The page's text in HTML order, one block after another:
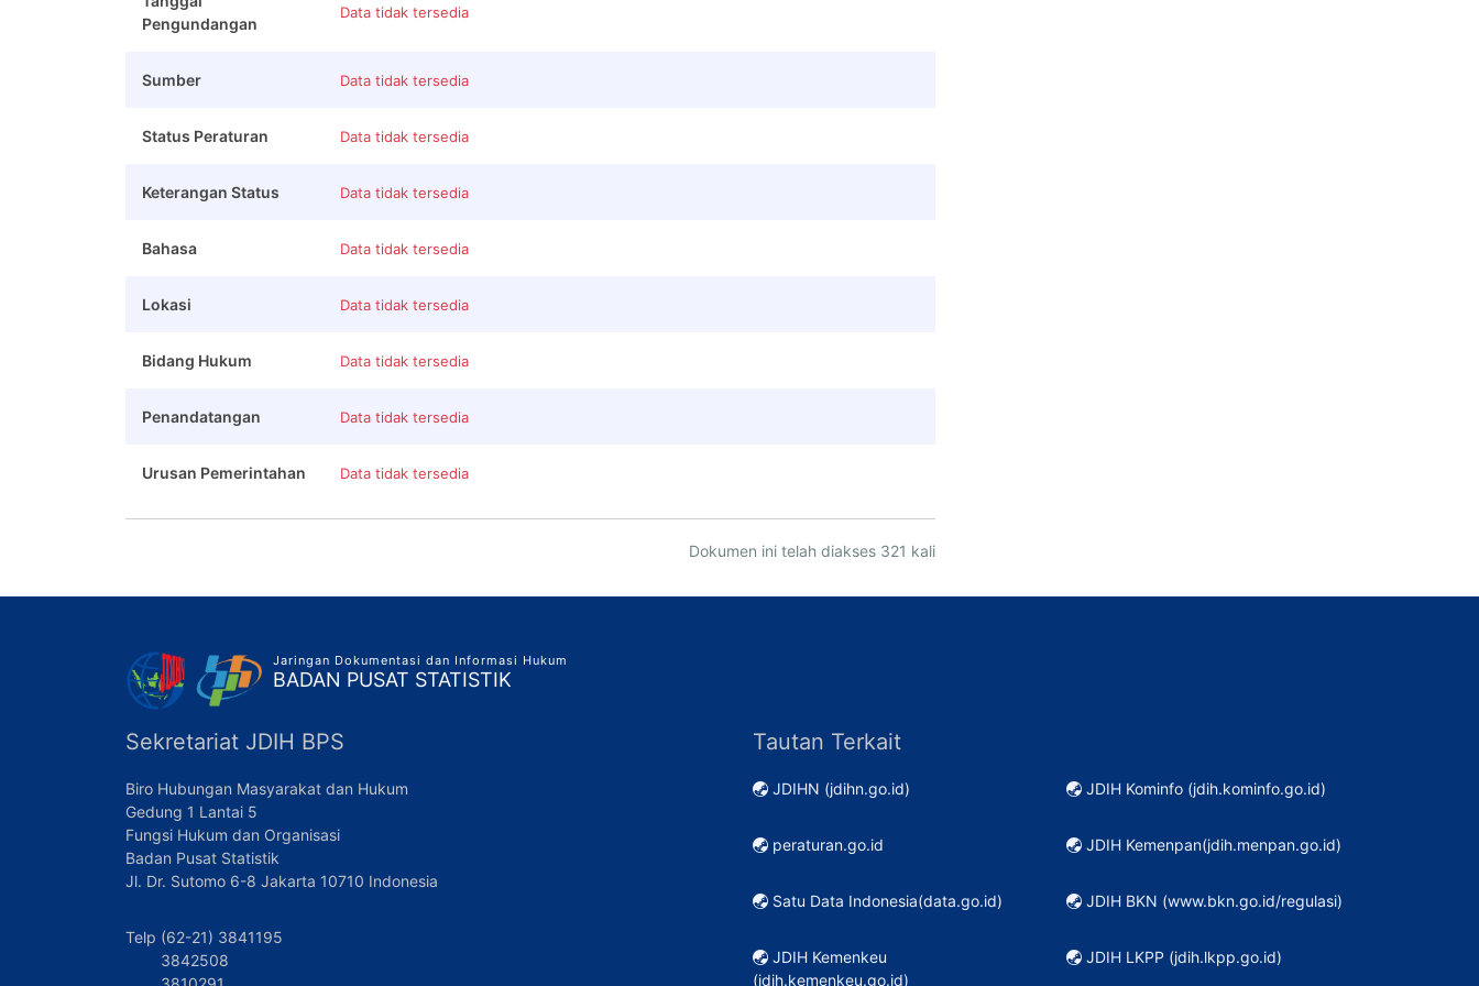
Pengundangan
Data tidak tersedia
Sumber Data tidak tersedia
Status Peraturan Data tidak tersedia
Keterangan Status Data tidak tersedia
Bahasa Data tidak tersedia
Lokasi Data tidak tersedia
Bidang Hukum Data tidak tersedia
Penandatangan Data tidak tersedia
Urusan Pemerintahan Data tidak tersedia
Dokumen ini telah diakses 321 kali
Jaringan Dokumentasi dan Informasi Hukum
BADAN PUSAT STATISTIK
Sekretariat JDIH BPS
Biro Hubungan Masyarakat dan Hukum
Gedung 1 Lantai 5
Fungsi Hukum dan Organisasi
Badan Pusat Statistik
Jl. Dr. Sutomo 6-8 Jakarta 10710 Indonesia
Telp (62-21) 3841195
3842508
Tautan Terkait
JDIHN (jdihn.go.id)
peraturan.go.id
Satu Data Indonesia(data.go.id)
JDIH Kemenkeu
(jdih.kemenkeu.go.id)
JDIH Kominfo (jdih.kominfo.go.id)
JDIH Kemenpan(jdih.menpan.go.id)
JDIH BKN (www.bkn.go.id/regulasi)
JDIH LKPP (jdih.lkpp.go.id)